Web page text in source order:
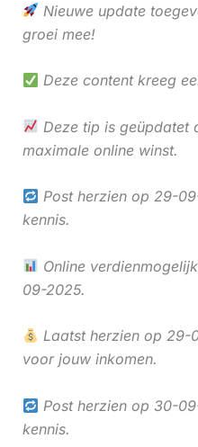
Nieuwe update
groei mee!
Deze content kreeg
Deze tip is
maximale online winst.
Post herzien op 29-
kennis.
Online
09-2025.
Laatst herzien op 29-
voor jouw inkomen.
Post herzien op 30-
kennis.